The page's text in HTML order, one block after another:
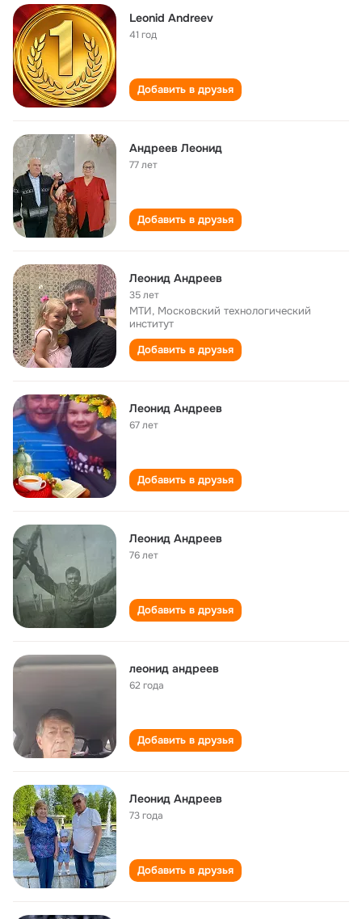
Leonid Andreev
41 год
Добавить в друзья
Андреев Леонид
77 лет
Добавить в друзья
Леонид Андреев
35 лет
МТИ, Московский технологический
институт
Добавить в друзья
Леонид Андреев
67 лет
Добавить в друзья
Леонид Андреев
76 лет
Добавить в друзья
леонид андреев
62 года
Добавить в друзья
Леонид Андреев
73 года
Добавить в друзья